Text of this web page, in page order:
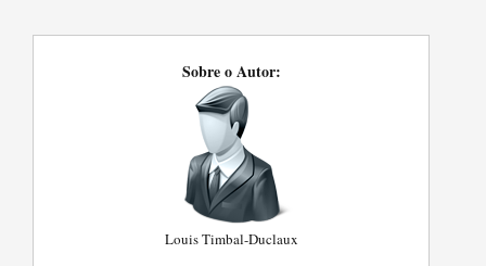
Sobre o Autor:
Louis Timbal-Duclaux